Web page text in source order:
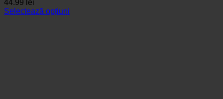
44.99 lei
Selectează opțiuni